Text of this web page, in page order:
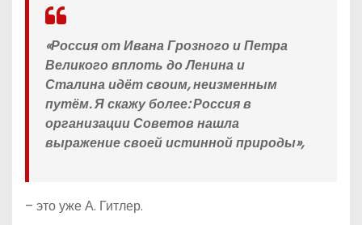
«Россия от Ивана Грозного и Петра
Великого вплоть до Ленина и
Сталина идёт своим, неизменным
путём. Я скажу более: Россия в
организации Советов нашла
выражение своей истинной природы»,
– это уже А. Гитлер.